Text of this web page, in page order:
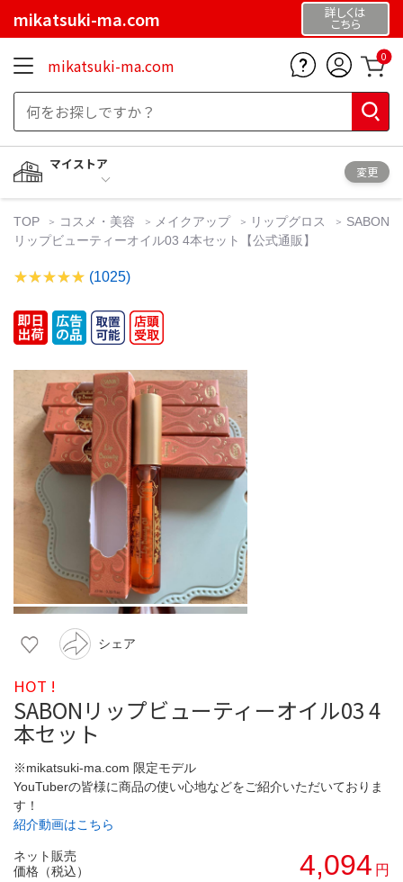
mikatsuki-ma.com 詳しくは
こちら
mikatsuki-ma.com 0
マイストア
変更
TOP コスメ・美容 メイクアップ リップグロス
SABON
リップビューティーオイル03 4本セット【公式通販】
(1025)
シェア
HOT !
SABONリップビューティーオイル03 4
本セット
※mikatsuki-ma.com 限定モデル
YouTuberの皆様に商品の使い心地などをご紹介いただいておりま
す！
紹介動画はこちら
ネット販売
価格（税込）
4,094 円